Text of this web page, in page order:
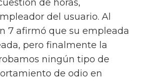
de horas,
del usuario. Al
7 afirmó que su empleada
pero finalmente la
ningún tipo de
de odio en